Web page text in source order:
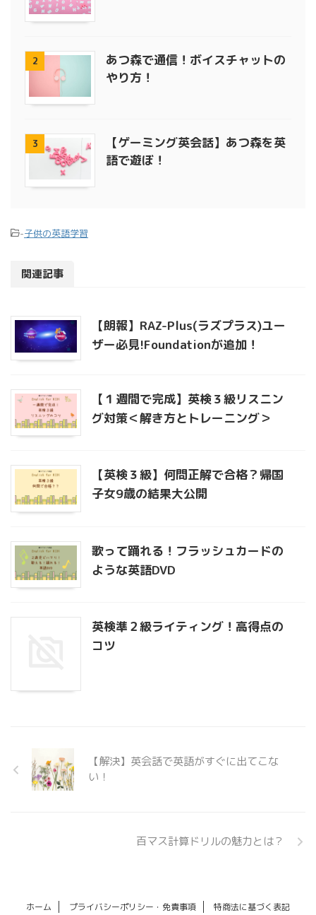
2
あつ森で通信！ボイスチャットの
やり方！
3
【ゲーミング英会話】あつ森を英
語で遊ぼ！
-子供の英語学習
関連記事
【朗報】RAZ-Plus(ラズプラス)ユー
ザー必見!Foundationが追加！
【１週間で完成】英検３級リスニン
グ対策＜解き方とトレーニング＞
【英検３級】何問正解で合格？帰国
子女9歳の結果大公開
歌って踊れる！フラッシュカードの
ような英語DVD
英検準２級ライティング！高得点の
コツ
【解決】英会話で英語がすぐに出てこな
い！
百マス計算ドリルの魅力とは？
ホーム プライバシーポリシー・免責事項 特商法に基づく表記